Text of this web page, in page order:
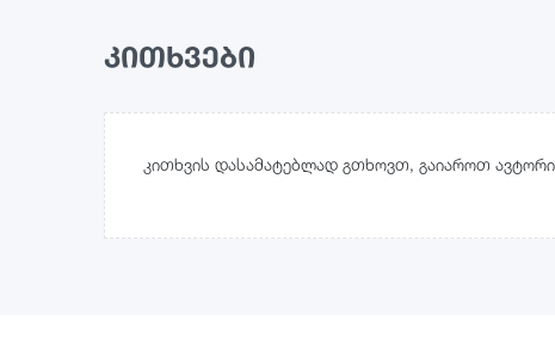
კითხვები
კითხვის დასამატებლად გთხოვთ, გაიაროთ